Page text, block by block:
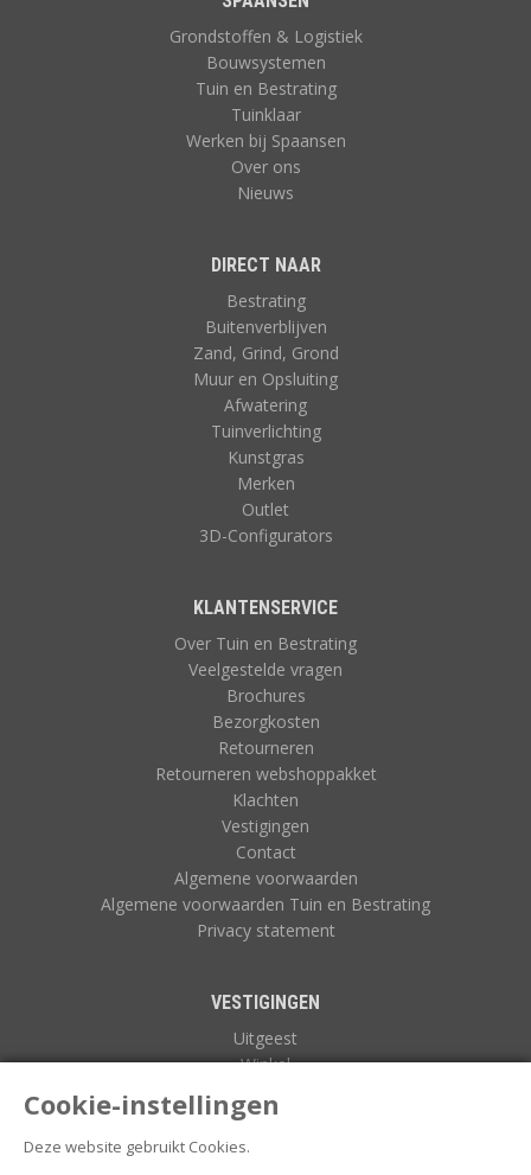
Cookie-instellingen
Deze website gebruikt Cookies.
Grondstoffen & Logistiek
Bouwsystemen
Tuin en Bestrating
Tuinklaar
Werken bij Spaansen
Over ons
Nieuws
DIRECT NAAR
Bestrating
Buitenverblijven
Zand, Grind, Grond
Muur en Opsluiting
Afwatering
Tuinverlichting
Kunstgras
Merken
Outlet
3D-Configurators
KLANTENSERVICE
Over Tuin en Bestrating
Veelgestelde vragen
Brochures
Bezorgkosten
Retourneren
Retourneren webshoppakket
Klachten
Vestigingen
Contact
Algemene voorwaarden
Algemene voorwaarden Tuin en Bestrating
Privacy statement
VESTIGINGEN
Uitgeest
Winkel
Zuidoostbeemster